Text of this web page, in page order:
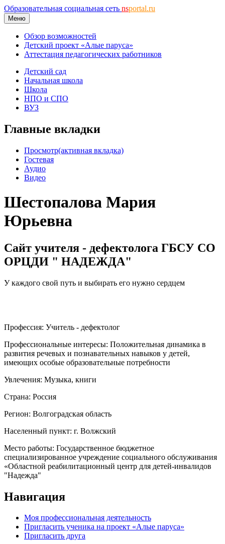
Образовательная социальная сеть nsportal.ru
Меню
Обзор возможностей
Детский проект «Алые паруса»
Аттестация педагогических работников
Детский сад
Начальная школа
Школа
НПО и СПО
ВУЗ
Главные вкладки
Просмотр(активная вкладка)
Гостевая
Аудио
Видео
Шестопалова Мария
Юрьевна
Сайт учителя - дефектолога ГБСУ СО
ОРЦДИ " НАДЕЖДА"
У каждого свой путь и выбирать его нужно сердцем
Профессия: Учитель - дефектолог
Профессиональные интересы: Положительная динамика в
развития речевых и познавательных навыков у детей,
имеющих особые образовательные потребности
Увлечения: Музыка, книги
Страна: Россия
Регион: Волгоградская область
Населенный пункт: г. Волжский
Место работы: Государственное бюджетное
специализированное учреждение социального обслуживания
«Областной реабилитационный центр для детей-инвалидов
"Надежда"
Навигация
Моя профессиональная деятельность
Пригласить ученика на проект «Алые паруса»
Пригласить друга